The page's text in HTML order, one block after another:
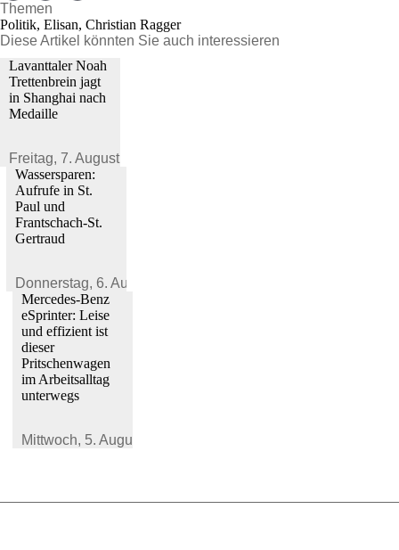
Themen
Politik, Elisan, Christian Ragger
Diese Artikel könnten Sie auch interessieren
Lavanttaler Noah
Trettenbrein jagt
in Shanghai nach
Medaille
Freitag, 7. August 2026
Wassersparen:
Aufrufe in St.
Paul und
Frantschach-St.
Gertraud
Donnerstag, 6. August 2026
Mercedes-Benz
eSprinter: Leise
und effizient ist
dieser
Pritschenwagen
im Arbeitsalltag
unterwegs
Mittwoch, 5. August 2026